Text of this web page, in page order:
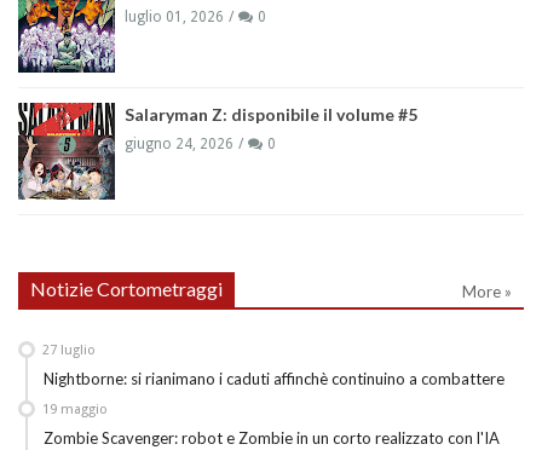
luglio 01, 2026 0
Salaryman Z: disponibile il volume #5
giugno 24, 2026 0
Notizie Cortometraggi More »
Nightborne: si rianimano i caduti affinchè continuino a combattere
27 luglio
Zombie Scavenger: robot e Zombie in un corto realizzato con l'IA
19 maggio